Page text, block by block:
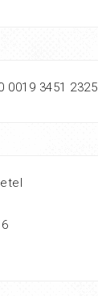
0019 3451 2325